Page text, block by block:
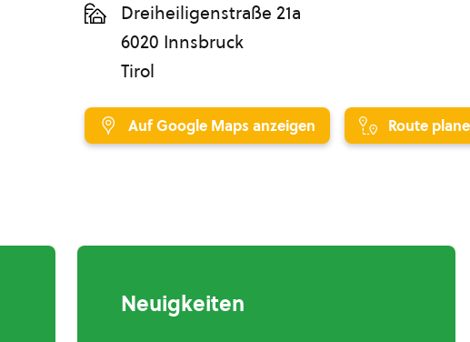
Dreiheiligenstraße 21a
6020 Innsbruck
Tirol
Auf Google Maps anzeigen Route
Neuigkeiten